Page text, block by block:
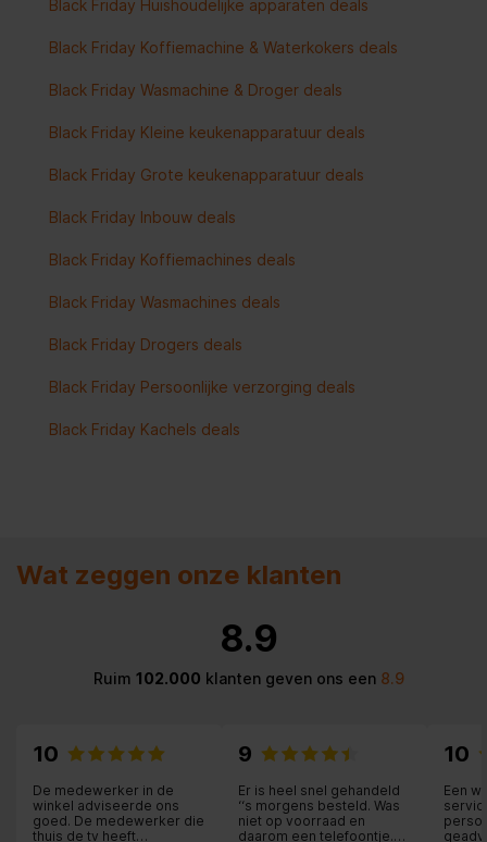
Black Friday Huishoudelijke apparaten deals
Black Friday Koffiemachine & Waterkokers deals
Black Friday Wasmachine & Droger deals
Black Friday Kleine keukenapparatuur deals
Black Friday Grote keukenapparatuur deals
Black Friday Inbouw deals
Black Friday Koffiemachines deals
Black Friday Wasmachines deals
Black Friday Drogers deals
Black Friday Persoonlijke verzorging deals
Black Friday Kachels deals
Wat zeggen onze klanten
8.9
Ruim 102.000 klanten geven ons een8.9
10
De medewerker in de
winkel adviseerde ons
goed. De medewerker die
thuis de tv heeft
9
Er is heel snel gehandeld
‘‘s morgens besteld. Was
niet op voorraad en
daarom een telefoontje.
10
Een